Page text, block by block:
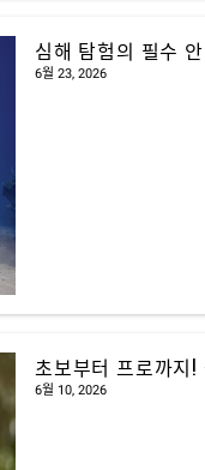
심해 탐험의 필수
6월 23, 2026
초보부터 프로까지
6월 10, 2026